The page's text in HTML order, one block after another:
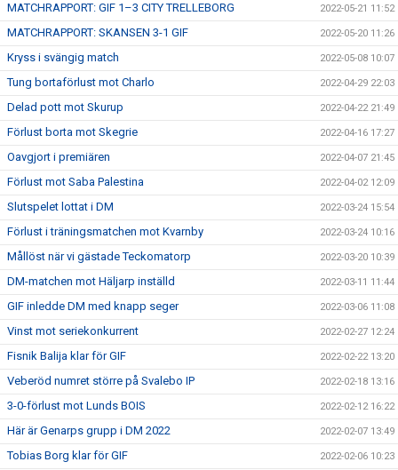
MATCHRAPPORT: GIF 1–3 CITY TRELLEBORG 2022-05-21 11:52
MATCHRAPPORT: SKANSEN 3-1 GIF 2022-05-20 11:26
Kryss i svängig match 2022-05-08 10:07
Tung bortaförlust mot Charlo 2022-04-29 22:03
Delad pott mot Skurup 2022-04-22 21:49
Förlust borta mot Skegrie 2022-04-16 17:27
Oavgjort i premiären 2022-04-07 21:45
Förlust mot Saba Palestina 2022-04-02 12:09
Slutspelet lottat i DM 2022-03-24 15:54
Förlust i träningsmatchen mot Kvarnby 2022-03-24 10:16
Mållöst när vi gästade Teckomatorp 2022-03-20 10:39
DM-matchen mot Häljarp inställd 2022-03-11 11:44
GIF inledde DM med knapp seger 2022-03-06 11:08
Vinst mot seriekonkurrent 2022-02-27 12:24
Fisnik Balija klar för GIF 2022-02-22 13:20
Veberöd numret större på Svalebo IP 2022-02-18 13:16
3-0-förlust mot Lunds BOIS 2022-02-12 16:22
Här är Genarps grupp i DM 2022 2022-02-07 13:49
Tobias Borg klar för GIF 2022-02-06 10:23